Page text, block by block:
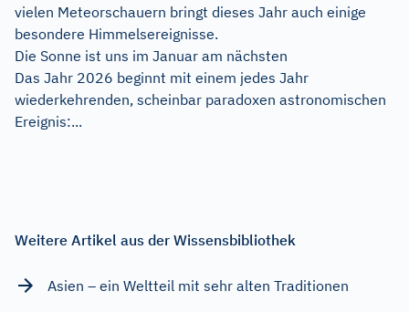
vielen Meteorschauern bringt dieses Jahr auch einige
besondere Himmelsereignisse.
Die Sonne ist uns im Januar am nächsten
Das Jahr 2026 beginnt mit einem jedes Jahr
wiederkehrenden, scheinbar paradoxen astronomischen
Ereignis:...
Weitere Artikel aus der Wissensbibliothek
Asien – ein Weltteil mit sehr alten Traditionen